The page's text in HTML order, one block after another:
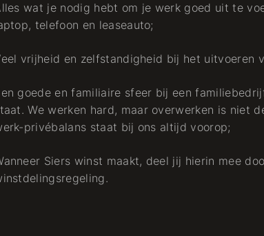
wat je nodig hebt om je werk goed uit te
telefoon en leaseauto;
vrijheid en zelfstandigheid bij het uitvoeren
goede en familiaire sfeer bij een
We werken hard, maar overwerken is niet
privébalans staat bij ons altijd voorop;
Siers winst maakt, deel jij hierin mee